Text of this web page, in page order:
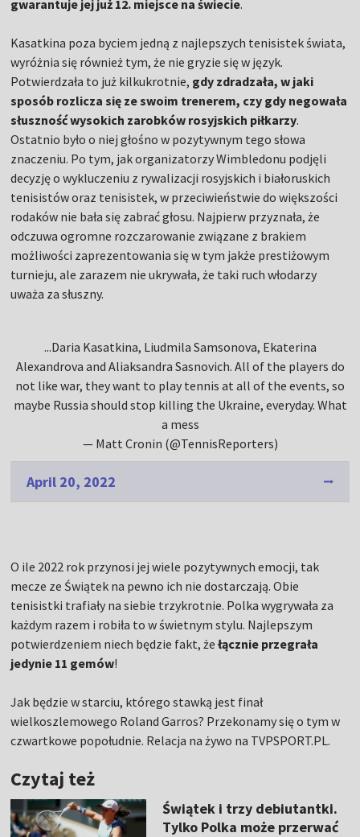
gwarantuje jej już 12. miejsce na świecie.
Kasatkina poza byciem jedną z najlepszych tenisistek świata,
wyróżnia się również tym, że nie gryzie się w język.
Potwierdzała to już kilkukrotnie, gdy zdradzała, w jaki
sposób rozlicza się ze swoim trenerem, czy gdy negowała
słuszność wysokich zarobków rosyjskich piłkarzy.
Ostatnio było o niej głośno w pozytywnym tego słowa
znaczeniu. Po tym, jak organizatorzy Wimbledonu podjęli
decyzję o wykluczeniu z rywalizacji rosyjskich i białoruskich
tenisistów oraz tenisistek, w przeciwieństwie do większości
rodaków nie bała się zabrać głosu. Najpierw przyznała, że
odczuwa ogromne rozczarowanie związane z brakiem
możliwości zaprezentowania się w tym jakże prestiżowym
turnieju, ale zarazem nie ukrywała, że taki ruch włodarzy
uważa za słuszny.
...Daria Kasatkina, Liudmila Samsonova, Ekaterina
Alexandrova and Aliaksandra Sasnovich. All of the players do
not like war, they want to play tennis at all of the events, so
maybe Russia should stop killing the Ukraine, everyday. What
a mess
— Matt Cronin (@TennisReporters)
April 20, 2022
O ile 2022 rok przynosi jej wiele pozytywnych emocji, tak
mecze ze Świątek na pewno ich nie dostarczają. Obie
tenisistki trafiały na siebie trzykrotnie. Polka wygrywała za
każdym razem i robiła to w świetnym stylu. Najlepszym
potwierdzeniem niech będzie fakt, żełącznie przegrała
jedynie 11 gemów!
Jak będzie w starciu, którego stawką jest finał
wielkoszlemowego Roland Garros? Przekonamy się o tym w
czwartkowe popołudnie. Relacja na żywo na TVPSPORT.PL.
Czytaj też
Świątek i trzy debiutantki.
Tylko Polka może przerwać